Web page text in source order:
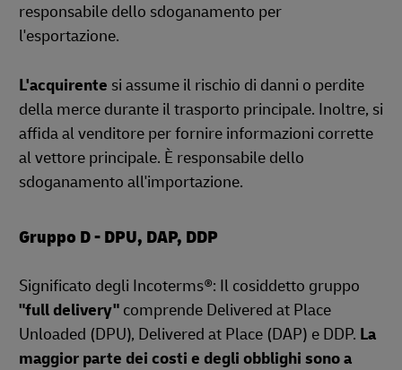
responsabile dello sdoganamento per
l'esportazione.
L'acquirente si assume il rischio di danni o perdite
della merce durante il trasporto principale. Inoltre, si
affida al venditore per fornire informazioni corrette
al vettore principale. È responsabile dello
sdoganamento all'importazione.
Gruppo D - DPU, DAP, DDP
Significato degli Incoterms®: Il cosiddetto gruppo
"full delivery" comprende Delivered at Place
Unloaded (DPU), Delivered at Place (DAP) e DDP. La
maggior parte dei costi e degli obblighi sono a